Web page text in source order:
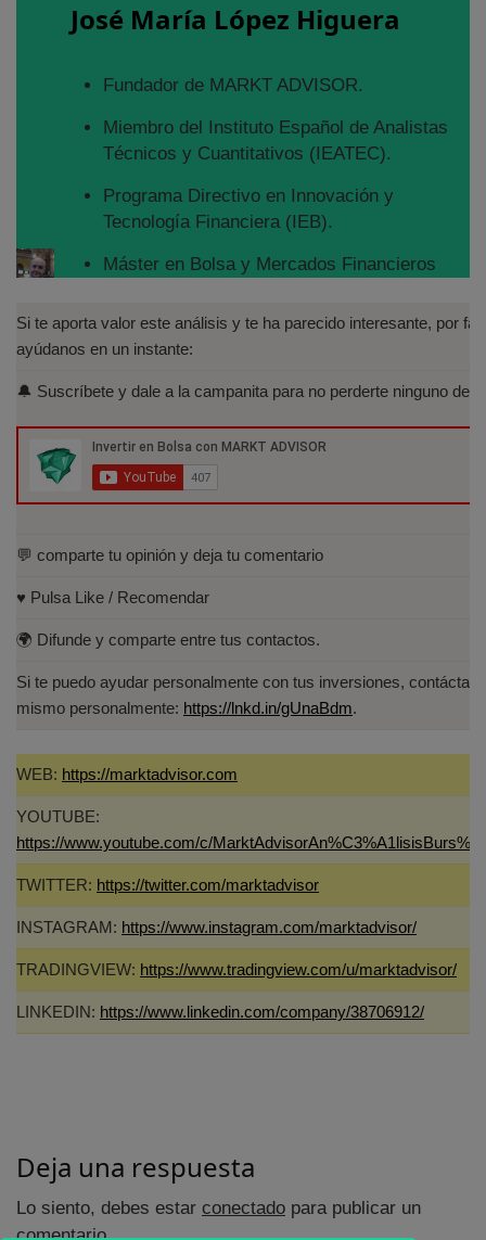
José María López Higuera
Fundador de MARKT ADVISOR.
Miembro del Instituto Español de Analistas
Técnicos y Cuantitativos (IEATEC).
Programa Directivo en Innovación y
Tecnología Financiera (IEB).
Máster en Bolsa y Mercados Financieros
asesoramiento financiero (MIFID II):
https://www.cnmv.es/portal/Titulos-
Cuantitativo (IEB).
Licenciado en Informática por la Universidad
Politécnica de Madrid(UPM)
Si te aporta valor este análisis y te ha parecido interesante, por
ayúdanos en un instante:
🔔 Suscríbete y dale a la campanita para no perderte ninguno de
💬 comparte tu opinión y deja tu comentario
♥️ Pulsa Like / Recomendar
🌍 Difunde y comparte entre tus contactos.
Si te puedo ayudar personalmente con tus inversiones,
mismo personalmente: https://lnkd.in/gUnaBdm.
WEB: https://marktadvisor.com
YOUTUBE:
https://www.youtube.com/c/
TWITTER: https://twitter.com/marktadvisor
INSTAGRAM: https://www.instagram.com/marktadvisor/
TRADINGVIEW: https://www.tradingview.com/u/marktadvisor/
LINKEDIN: https://www.linkedin.com/company/38706912/
Deja una respuesta
Lo siento, debes estar conectado para publicar un
comentario.